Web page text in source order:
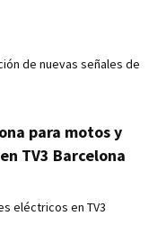
de nuevas señales de
para motos y
TV3 Barcelona
eléctricos en TV3